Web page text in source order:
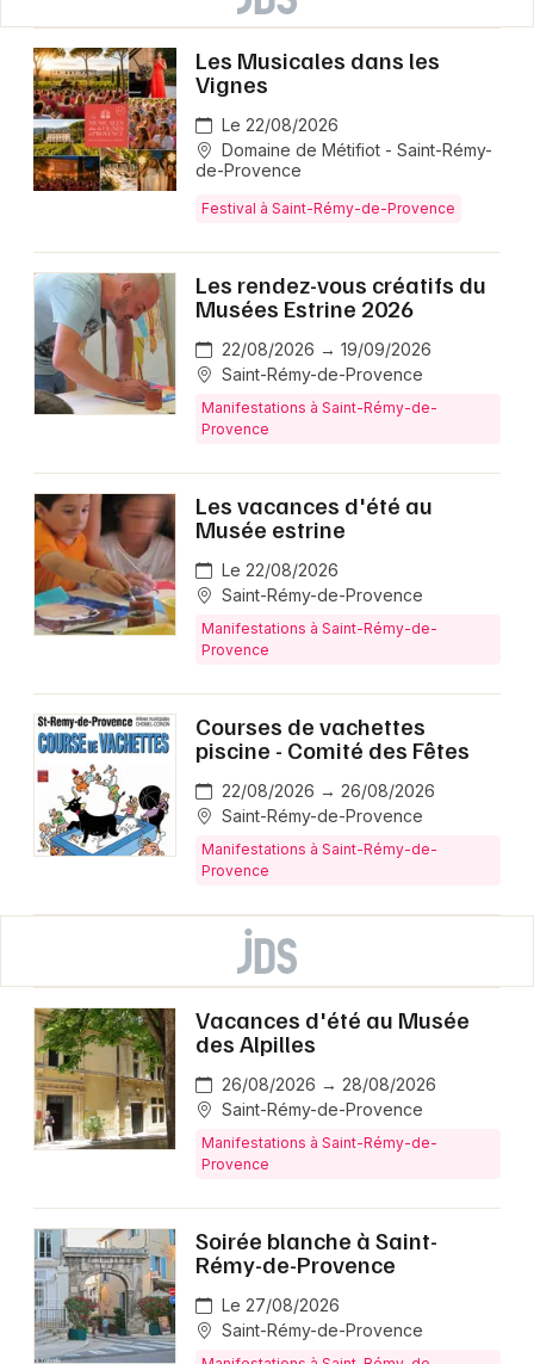
Les Musicales dans les
Vignes
Le 22/08/2026
Domaine de Métifiot - Saint-Rémy-
de-Provence
Festival à Saint-Rémy-de-Provence
Les rendez-vous créatifs du
Musées Estrine 2026
22/08/2026 → 19/09/2026
Saint-Rémy-de-Provence
Manifestations à Saint-Rémy-de-
Provence
Les vacances d'été au
Musée estrine
Le 22/08/2026
Saint-Rémy-de-Provence
Manifestations à Saint-Rémy-de-
Provence
Courses de vachettes
piscine - Comité des Fêtes
22/08/2026 → 26/08/2026
Saint-Rémy-de-Provence
Manifestations à Saint-Rémy-de-
Provence
Vacances d'été au Musée
des Alpilles
26/08/2026 → 28/08/2026
Saint-Rémy-de-Provence
Manifestations à Saint-Rémy-de-
Provence
Soirée blanche à Saint-
Rémy-de-Provence
Le 27/08/2026
Saint-Rémy-de-Provence